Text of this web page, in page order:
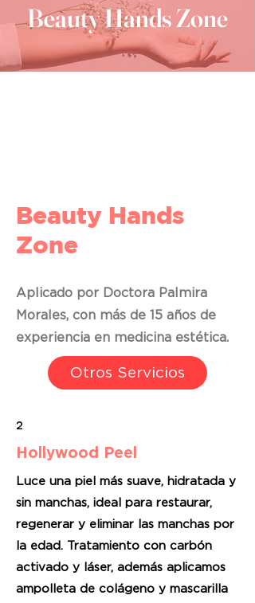
Beauty Hands Zone
Beauty Hands
Zone
Aplicado por Doctora Palmira
Morales, con más de 15 años de
experiencia en medicina estética.
Otros Servicios
2
Hollywood Peel
Luce una piel más suave, hidratada y
sin manchas, ideal para restaurar,
regenerar y eliminar las manchas por
la edad. Tratamiento con carbón
activado y láser, además aplicamos
ampolleta de colágeno y mascarilla